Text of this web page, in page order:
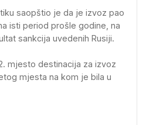
saopštio je da je izvoz pao
isti period prošle godine, na
sankcija uvedenih Rusiji.
mjesto destinacija za izvoz
mjesta na kom je bila u